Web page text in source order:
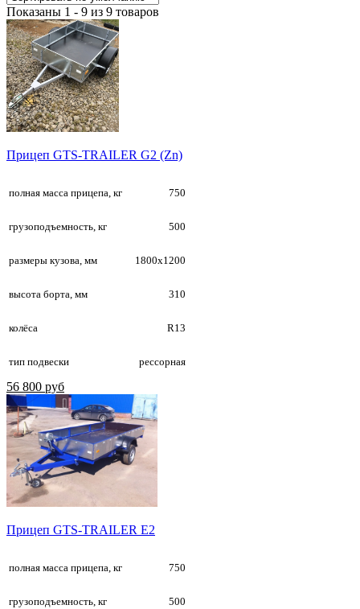
Показаны 1 - 9 из 9 товаров
Прицеп GTS-TRAILER G2 (Zn)
полная масса прицепа, кг 750
грузоподъемность, кг 500
размеры кузова, мм 1800х1200
высота борта, мм 310
колёса R13
тип подвески рессорная
56 800 руб
Прицеп GTS-TRAILER E2
полная масса прицепа, кг 750
грузоподъемность, кг 500